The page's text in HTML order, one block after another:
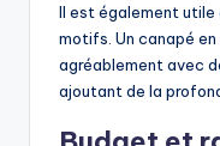
Il est également
motifs. Un canapé
agréablement avec
ajoutant de la